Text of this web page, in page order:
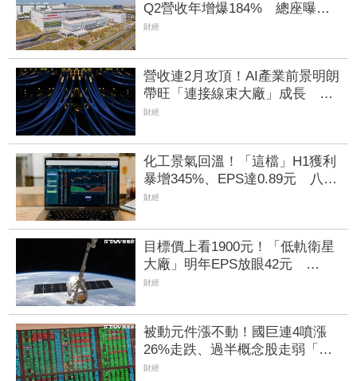
Q2營收年增爆184% 總座曝
2027年記憶體供應更緊張
財經
營收連2月攻頂！AI產業前景明朗
帶旺「連接線束大廠」成長 外
資目標價喊上3665元
財經
化工景氣回溫！「這檔」H1獲利
暴增345%、EPS達0.89元 八大
公股調節逾千萬元
財經
目標價上看1900元！「低軌衛星
大廠」明年EPS放眼42元
SpaceX衛星規格升級、併購案雙
財經
被動元件漲不動！國巨連4噴漲
26%走跌、過半概念股走弱「僅
這檔」亮燈漲停 股民嘆：根本
財經